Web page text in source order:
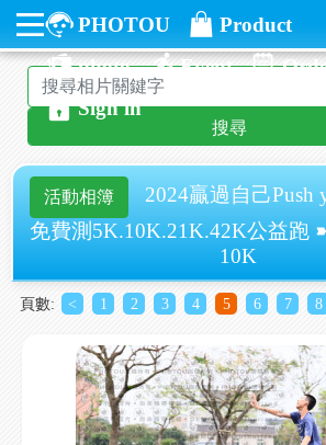
PHOTOU
Product
photo
Event
Sign in
搜尋
活動相簿
2024贏過自己Push
免費測5K.10K.21K.42K公益跑
10K
頁數: < 1 2 3 4 5 6 7 8